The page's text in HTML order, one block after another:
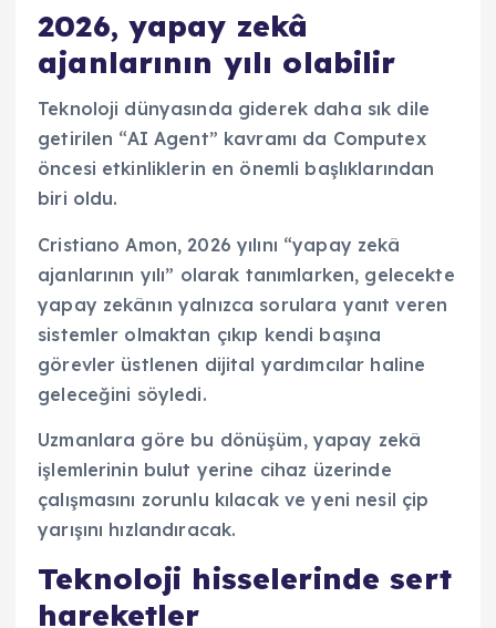
2026, yapay zekâ
ajanlarının yılı olabilir
Teknoloji dünyasında giderek daha sık dile
getirilen “AI Agent” kavramı da Computex
öncesi etkinliklerin en önemli başlıklarından
biri oldu.
Cristiano Amon, 2026 yılını “yapay zekâ
ajanlarının yılı” olarak tanımlarken, gelecekte
yapay zekânın yalnızca sorulara yanıt veren
sistemler olmaktan çıkıp kendi başına
görevler üstlenen dijital yardımcılar haline
geleceğini söyledi.
Uzmanlara göre bu dönüşüm, yapay zekâ
işlemlerinin bulut yerine cihaz üzerinde
çalışmasını zorunlu kılacak ve yeni nesil çip
yarışını hızlandıracak.
Teknoloji hisselerinde sert
hareketler